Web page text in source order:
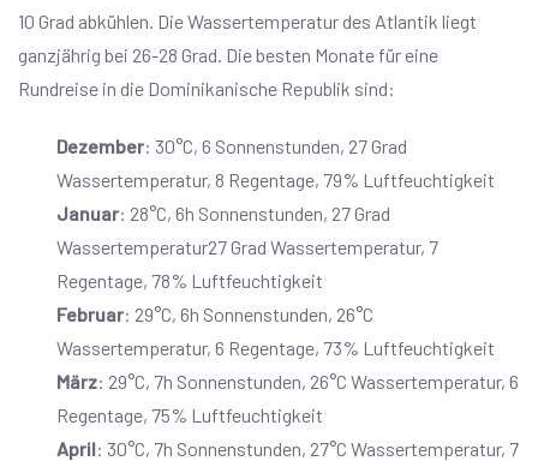
10 Grad abkühlen. Die Wassertemperatur des Atlantik liegt
ganzjährig bei 26-28 Grad. Die besten Monate für eine
Rundreise in die Dominikanische Republik sind:
Dezember: 30°C, 6 Sonnenstunden, 27 Grad
Wassertemperatur, 8 Regentage, 79% Luftfeuchtigkeit
Januar: 28°C, 6h Sonnenstunden, 27 Grad
Wassertemperatur27 Grad Wassertemperatur, 7
Regentage, 78% Luftfeuchtigkeit
Februar: 29°C, 6h Sonnenstunden, 26°C
Wassertemperatur, 6 Regentage, 73% Luftfeuchtigkeit
März: 29°C, 7h Sonnenstunden, 26°C Wassertemperatur, 6
Regentage, 75% Luftfeuchtigkeit
April: 30°C, 7h Sonnenstunden, 27°C Wassertemperatur, 7